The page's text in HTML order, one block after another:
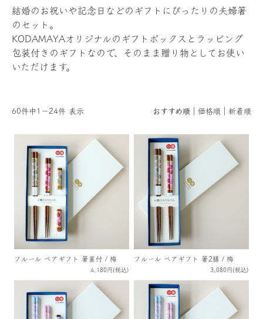
結婚のお祝いや記念日などのギフトにぴったりの夫婦箸
のセット。
KODAMAYAオリジナルのギフトボックスとラッピング
包装付きのギフトなので、そのまま贈り物としてお使い
いただけます。
60件中1－24件 表示 おすすめ順 価格順 新着順
フルール ペアギフト 箸置付 / 梅
4,180円(税込)
フルール ペアギフト 箸2膳 / 梅
3,080円(税込)